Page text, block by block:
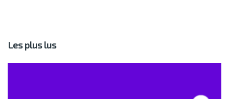
Les plus lus